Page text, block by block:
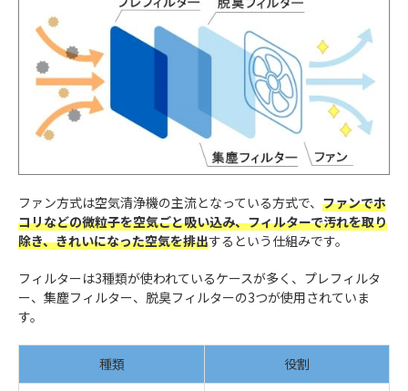
ファン方式は空気清浄機の主流となっている方式で、 ファンでホ
コリなどの微粒子を空気ごと吸い込み、フィルターで汚れを取り
除き、きれいになった空気を排出するという仕組みです。
フィルターは3種類が使われているケースが多く、プレフィルタ
ー、集塵フィルター、脱臭フィルターの3つが使用されていま
す。
種類 役割